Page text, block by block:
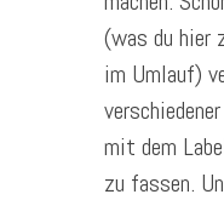
(was du hier
im Umlauf)
mit dem
zu fassen.